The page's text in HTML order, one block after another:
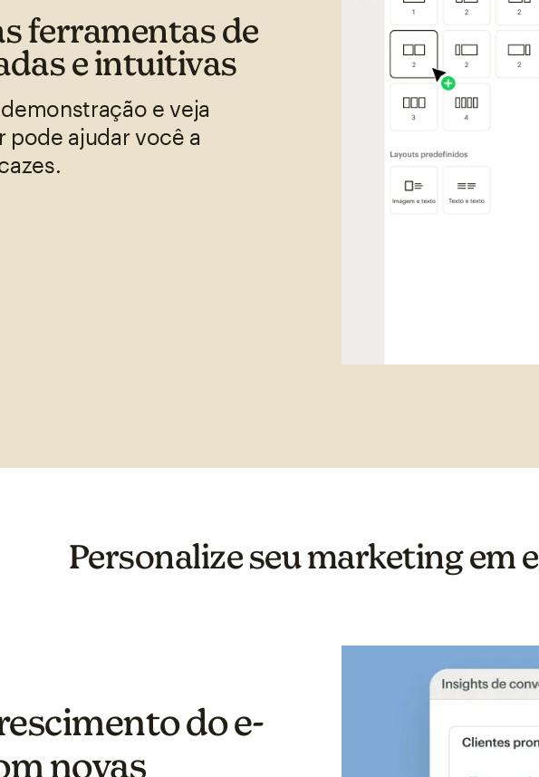
ferramentas de
e intuitivas
e veja
ajudar você a
Personalize seu marketing em
do e-
novas